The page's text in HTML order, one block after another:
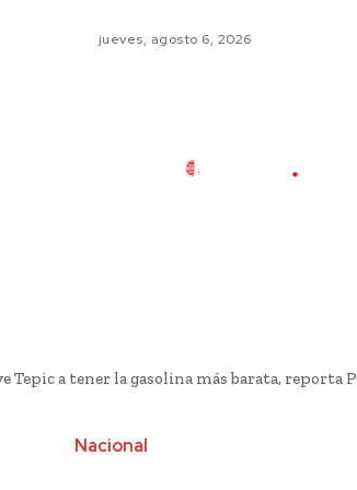
jueves, agosto 6, 2026
Tepic a tener la gasolina más barata, reporta
Nacional